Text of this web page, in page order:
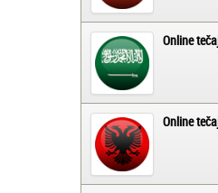
Online
Online